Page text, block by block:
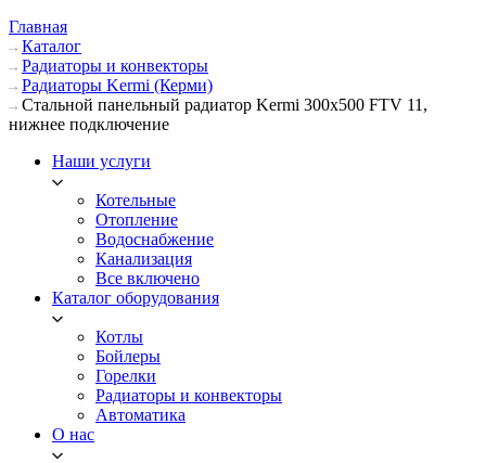
Главная
Каталог
Радиаторы и конвекторы
Радиаторы Kermi (Керми)
Стальной панельный радиатор Kermi 300х500 FTV 11,
нижнее подключение
Наши услуги
Котельные
Отопление
Водоснабжение
Канализация
Все включено
Каталог оборудования
Котлы
Бойлеры
Горелки
Радиаторы и конвекторы
Автоматика
О нас